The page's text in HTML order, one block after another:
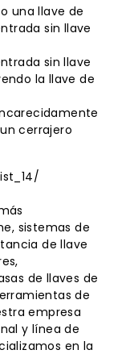
una llave de
sin llave
sin llave
la llave de
cerrajero
sistemas de
de llave
de llaves de
de
empresa
y línea de
en la